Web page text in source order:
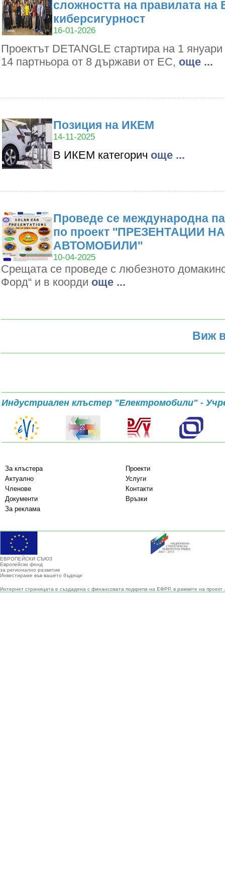
сложността на правилата на
киберсигурност
16-01-2026
Проектът DETANGLE стартира на 1
14 партньора от 8 държави от ЕС, oще ...
Позиция на ИКЕМ
14-11-2025
В ИКЕМ категорич oще ...
Проведе се международна
по проект ''ПРЕЗЕНТАЦИИ
АВТОМОБИЛИ''
10-04-2025
Срещата се проведе с любезното
Форд“ и в коорди oще ...
Виж
Индустриален клъстер "Електромобили" -
За клъстера
Проекти
Актуално
Услуги
Членове
Контакти
Документи
Връзки
За реклама
ЕВРОПЕЙСКИ СЪЮЗ
Европейски фонд
за регионално развитие
Инвестираме във вашето бъдеще
Интернет страницата е създадена с финансовата подкрепа на ЕФРР, в рамките на